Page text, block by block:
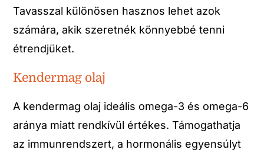
Tavasszal különösen hasznos lehet azok
számára, akik szeretnék könnyebbé tenni
étrendjüket.
Kendermag olaj
A kendermag olaj ideális omega-3 és omega-6
aránya miatt rendkívül értékes. Támogathatja
az immunrendszert, a hormonális egyensúlyt